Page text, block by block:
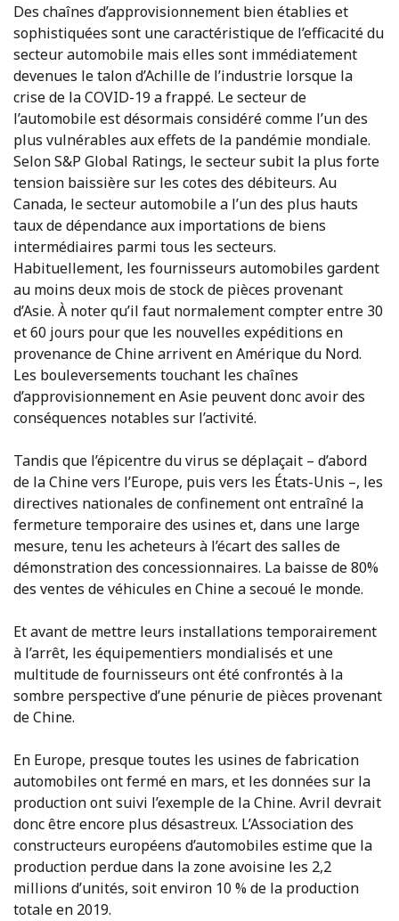
Des chaînes d’approvisionnement bien établies et
sophistiquées sont une caractéristique de l’efficacité du
secteur automobile mais elles sont immédiatement
devenues le talon d’Achille de l’industrie lorsque la
crise de la COVID-19 a frappé. Le secteur de
l’automobile est désormais considéré comme l’un des
plus vulnérables aux effets de la pandémie mondiale.
Selon S&P Global Ratings, le secteur subit la plus forte
tension baissière sur les cotes des débiteurs. Au
Canada, le secteur automobile a l’un des plus hauts
taux de dépendance aux importations de biens
intermédiaires parmi tous les secteurs.
Habituellement, les fournisseurs automobiles gardent
au moins deux mois de stock de pièces provenant
d’Asie. À noter qu’il faut normalement compter entre 30
et 60 jours pour que les nouvelles expéditions en
provenance de Chine arrivent en Amérique du Nord.
Les bouleversements touchant les chaînes
d’approvisionnement en Asie peuvent donc avoir des
conséquences notables sur l’activité.
Tandis que l’épicentre du virus se déplaçait – d’abord
de la Chine vers l’Europe, puis vers les États-Unis –, les
directives nationales de confinement ont entraîné la
fermeture temporaire des usines et, dans une large
mesure, tenu les acheteurs à l’écart des salles de
démonstration des concessionnaires. La baisse de 80%
des ventes de véhicules en Chine a secoué le monde.
Et avant de mettre leurs installations temporairement
à l’arrêt, les équipementiers mondialisés et une
multitude de fournisseurs ont été confrontés à la
sombre perspective d’une pénurie de pièces provenant
de Chine.
En Europe, presque toutes les usines de fabrication
automobiles ont fermé en mars, et les données sur la
production ont suivi l’exemple de la Chine. Avril devrait
donc être encore plus désastreux. L’Association des
constructeurs européens d’automobiles estime que la
production perdue dans la zone avoisine les 2,2
millions d’unités, soit environ 10 % de la production
totale en 2019.